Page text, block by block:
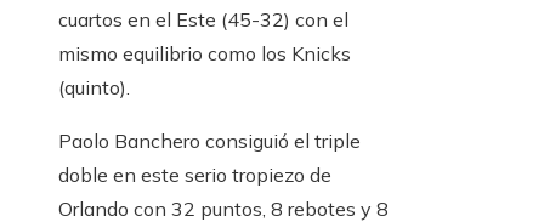
cuartos en el Este (45-32) con el
mismo equilibrio como los Knicks
(quinto).
Paolo Banchero consiguió el triple
doble en este serio tropiezo de
Orlando con 32 puntos, 8 rebotes y 8